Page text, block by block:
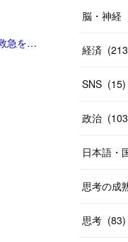
「【第108回 腸内細菌と自閉スペクトラム症】こんなにも面白い医学の世界 からだのトリビア教えます｜プライマリケアと救急を中心とした総合誌：レジデントノートホームページへようこそ - 羊土社」
脳・神経
経済 (213
SNS (15)
政治 (103
日本語・
思考の成
思考 (83)